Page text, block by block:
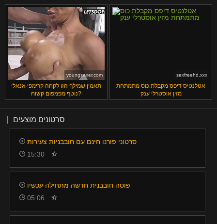
youngsexer.com
תאמין שמילף הזו לקחה קרימפי אנאלי
נוטף מפמפום קשוח?
sexfreehd.xxx
אטלנטיס דיפס מקבלת כוס מתמתחת
מזין אוסטרלי ענק
סרטונים מוצעים
סרטוני פורנו חינם עם חובבניות צעירות
15:30
פוטה חובבנית חדשה מתחילה עכשיו
05:06